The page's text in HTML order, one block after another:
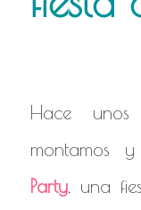
Hace
montamos
Party, una